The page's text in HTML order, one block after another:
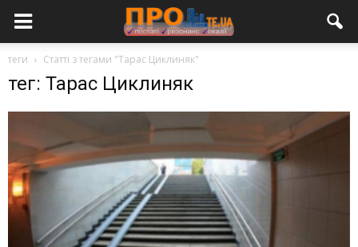
теги Статті з тегами "Тарас Циклиняк"
тег: Тарас Циклиняк